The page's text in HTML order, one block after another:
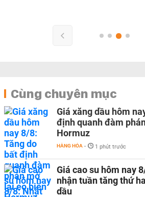
Cùng chuyên mục
Giá xăng dầu hôm
định quanh đàm
Hormuz
HÀNG HÓA - 1 phút trước
Giá cao su hôm nay
nhận tuần tăng thứ
dầu